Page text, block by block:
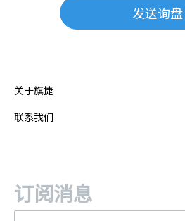
发送询盘
关于旗捷
联系我们
订阅消息